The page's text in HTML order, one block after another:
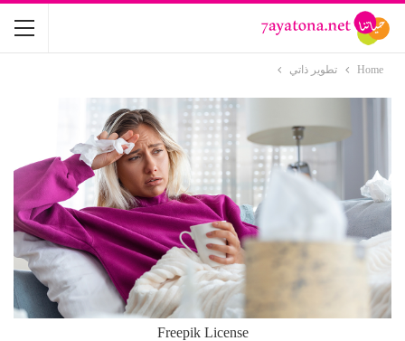
Home تطوير ذاتي
Freepik License